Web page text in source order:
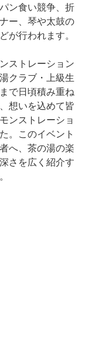
ン食い競争、折
ー、琴や太鼓の
が行われます。
ストレーション
クラブ・上級生
で日頃積み重ね
想いを込めて皆
ンストレーショ
。このイベント
へ、茶の湯の楽
さを広く紹介す